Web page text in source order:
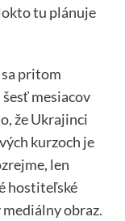
tu plánuje
pritom
mesiacov
že Ukrajinci
kurzoch je
len
hostiteľské
obraz.